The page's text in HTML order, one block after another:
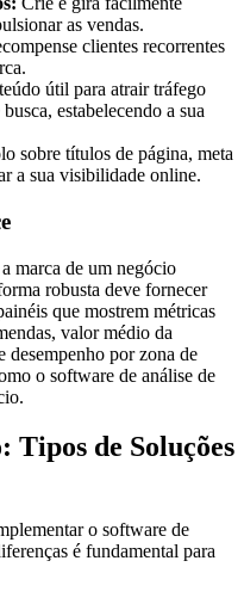
as vendas.
clientes recorrentes
útil para atrair tráfego
estabelecendo a sua
sobre títulos de página, meta
a sua visibilidade online.
marca de um negócio
robusta deve fornecer
que mostrem métricas
valor médio da
desempenho por zona de
o software de análise de
Tipos de Soluções
o software de
é fundamental para